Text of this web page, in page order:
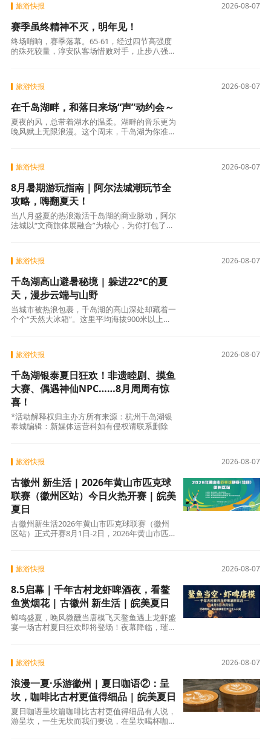
2026-08-07
旅游快报
赛季虽终精神不灭，明年见！
终场哨响，赛季落幕。65-61，经过四节高强度
的殊死较量，淳安队客场惜败对手，止步八强。
2026-08-07
旅游快报
在千岛湖畔，和落日来场“声”动约会～
夏夜的风，总带着湖水的温柔。湖畔的音乐更为
晚风赋上无限浪漫。这个周末，千岛湖为你准备
2026-08-07
旅游快报
8月暑期游玩指南｜阿尔法城潮玩节全
攻略，嗨翻夏天！
当八月盛夏的热浪激活千岛湖的商业脉动，阿尔
法城以“文商旅体展融合”为核心，为你打包了一
2026-08-07
旅游快报
千岛湖高山避暑秘境 | 躲进22℃的夏
天，漫步云端与山野
当城市被热浪包裹，千岛湖的高山深处却藏着一
个个“天然大冰箱”。这里平均海拔900米以上，
2026-08-07
旅游快报
千岛湖银泰夏日狂欢！非遗睦剧、摸鱼
大赛、偶遇神仙NPC……8月周周有惊
喜！
*活动解释权归主办方所有来源：杭州千岛湖银
泰城编辑：新媒体运营科如有侵权请联系删除
2026-08-07
旅游快报
古徽州 新生活 | 2026年黄山市匹克球
联赛（徽州区站）今日火热开赛 | 皖美
夏日
古徽州新生活2026年黄山市匹克球联赛（徽州
区站）正式开赛8月1日-2日，2026年黄山市匹克
2026-08-07
旅游快报
8.5启幕｜千年古村龙虾啤酒夜，看鳌
鱼赏烟花 | 古徽州 新生活 | 皖美夏日
蝉鸣盛夏，晚风微醺当唐模飞天鳌鱼遇上龙虾盛
宴一场古村夏日狂欢即将登场！夜幕降临，璀璨
2026-08-07
旅游快报
浪漫一夏·乐游徽州 | 夏日咖语②：呈
坎，咖啡比古村更值得细品 | 皖美夏日
夏日咖语呈坎篇咖啡比古村更值得细品有人说，
游呈坎，一生无坎而我们要说，在呈坎喝杯咖啡